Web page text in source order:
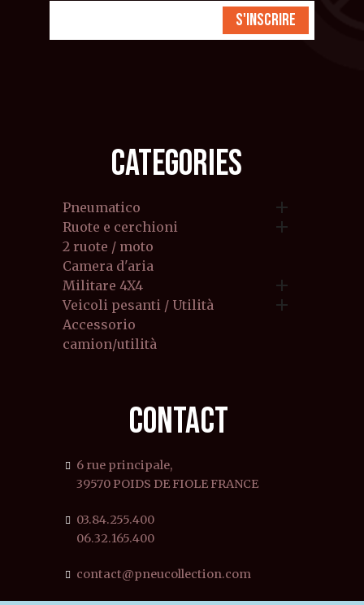
S'inscrire
CATEGORIES
Pneumatico 
Ruote e cerchioni 
2 ruote / moto
Camera d'aria
Militare 4X4

Veicoli pesanti / Utilità 
Accessorio
camion/utilità
CONTACT
6 rue principale,
39570 POIDS DE FIOLE FRANCE
03.84.255.400
06.32.165.400
contact@pneucollection.com